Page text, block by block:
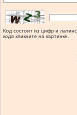
Код состоит из цифр и
кода кликните на картинке.